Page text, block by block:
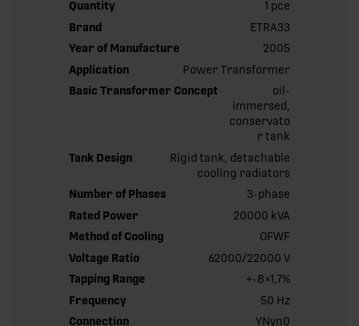
Quantity
1 pce
Brand
ETRA33
Year of Manufacture
2005
Application
Power Transformer
Basic Transformer Concept
oil-
immersed,
conservato
r tank
Tank Design
Rigid tank, detachable
cooling radiators
Number of Phases
3-phase
Rated Power
20000 kVA
Method of Cooling
OFWF
Voltage Ratio
62000/22000 V
Tapping Range
+-8×1,7%
Frequency
50 Hz
Connection
YNyn0